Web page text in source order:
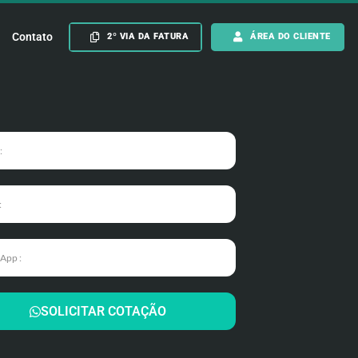
Contato 2º VIA DA FATURA ÁREA DO CLIENTE
SOLICITAR COTAÇÃO